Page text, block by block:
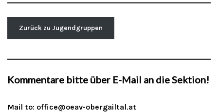
Zurück zu Jugendgruppen
Kommentare bitte über E-Mail an die Sektion!
Mail to: office@oeav-obergailtal.at